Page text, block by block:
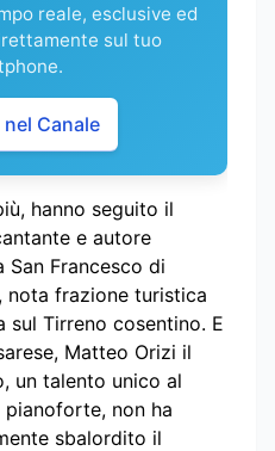
reale, esclusive ed
sul tuo
nel Canale
hanno seguito il
e autore
San Francesco di
nota frazione turistica
sul Tirreno cosentino. E
Matteo Orizi il
un talento unico al
non ha
sbalordito il